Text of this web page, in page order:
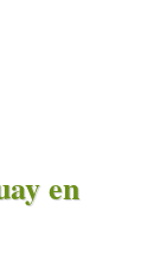
en